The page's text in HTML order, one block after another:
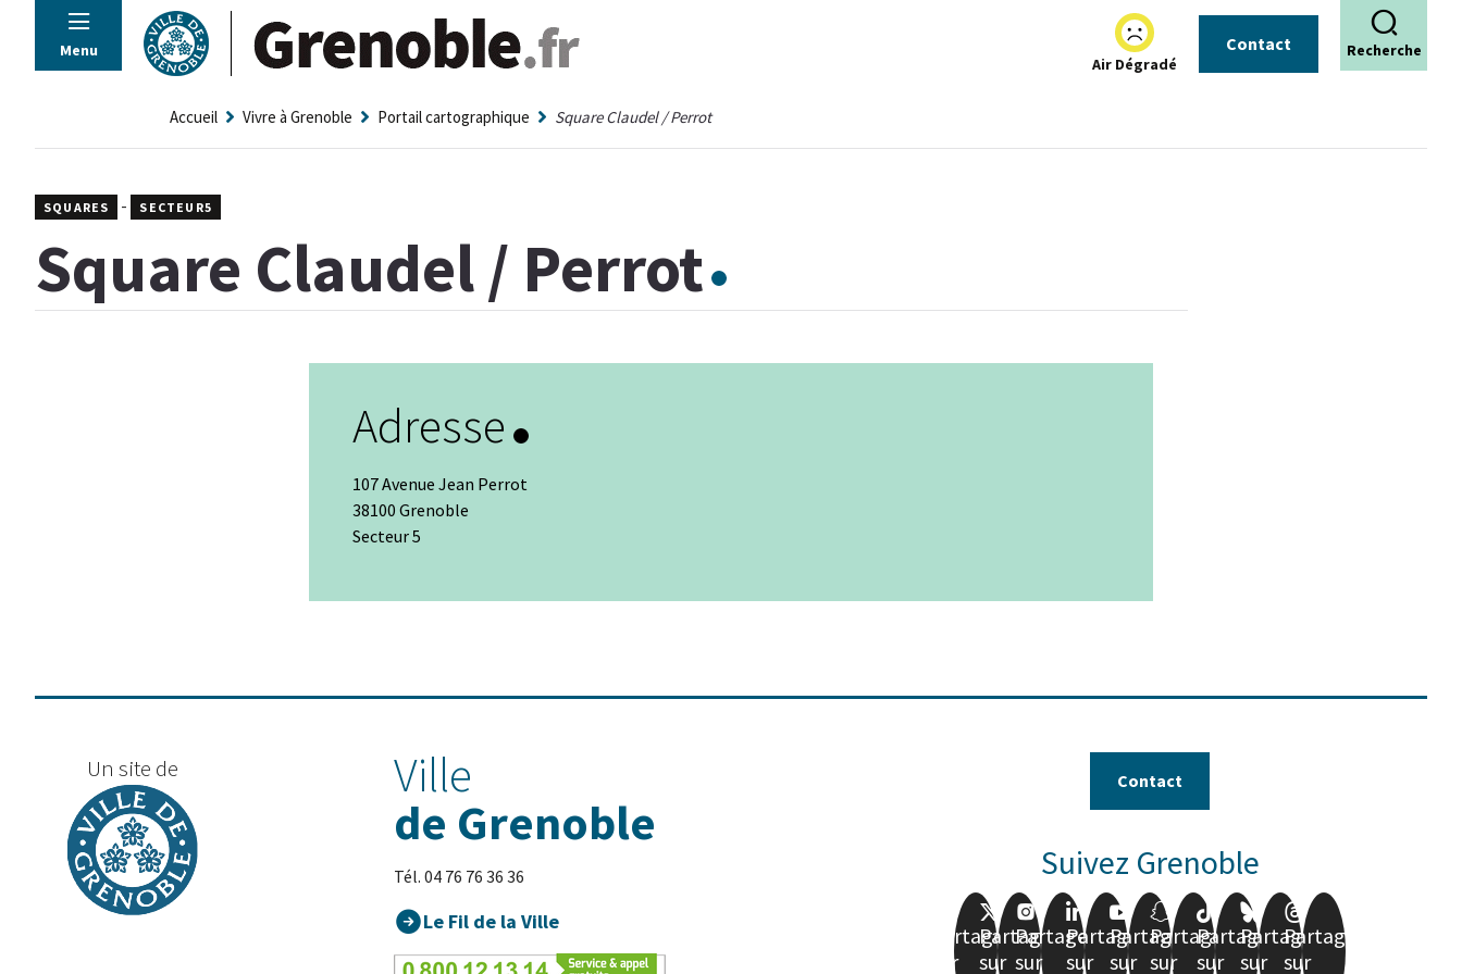
Panneau de gestion des cookies
Menu
Air Dégradé
Contact Recherche
Accueil Vivre à Grenoble Portail cartographique Square Claudel / Perrot
Square Claudel / Perrot
SQUARES - SECTEUR5
Adresse
107 Avenue Jean Perrot
38100 Grenoble
Secteur 5
+
Un site de
Ville
de Grenoble
Tél. 04 76 76 36 36
Le Fil de la Ville
Contact
Suivez Grenoble
Partager
sur
Partager
sur
Partager
sur
Partager
sur
Partager
sur
Partager
sur
Partager
sur
Partager
sur
Partager
sur